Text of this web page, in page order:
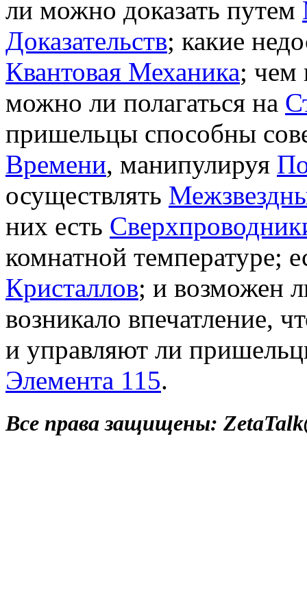
ли можно доказать путем
Доказательств; какие
Квантовая Механика; чем
можно ли полагаться на
пришельцы способны
Времени, манипулируя
осуществлять
них есть
комнатной температуре;
Кристаллов; и возможен
возникало впечатление,
и управляют ли
Элемента 115.
Все права защищены: